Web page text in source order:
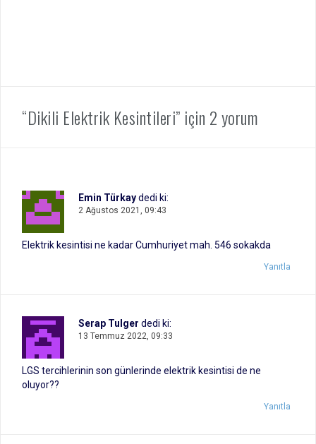
“Dikili Elektrik Kesintileri” için 2 yorum
Emin Türkaydedi ki:
2 Ağustos 2021, 09:43
Elektrik kesintisi ne kadar Cumhuriyet mah. 546 sokakda
Yanıtla
Serap Tulger dedi ki:
13 Temmuz 2022, 09:33
LGS tercihlerinin son günlerinde elektrik kesintisi de ne
oluyor??
Yanıtla